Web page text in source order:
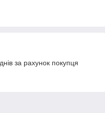
за рахунок покупця